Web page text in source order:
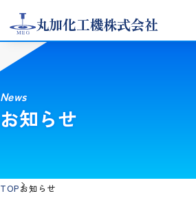
丸加化工機株式会社
News
お知らせ
TOPお知らせ